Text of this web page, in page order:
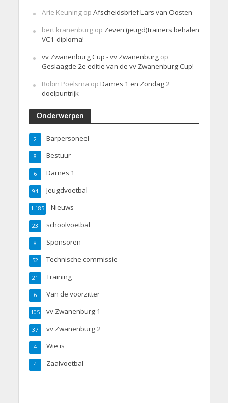
Arie Keuningop Afscheidsbrief Lars van Oosten
bert kranenburgop Zeven (jeugd)trainers behalen
VC1-diploma!
vv Zwanenburg Cup - vv Zwanenburgop
Geslaagde 2e editie van de vv Zwanenburg Cup!
Robin Poelsma op Dames 1 en Zondag 2
doelpuntrijk
Onderwerpen
Barpersoneel
2
Bestuur
8
Dames 1
6
Jeugdvoetbal
94
Nieuws
1.185
schoolvoetbal
23
Sponsoren
8
Technische commissie
52
Training
21
Van de voorzitter
6
vv Zwanenburg 1
105
vv Zwanenburg 2
37
Wie is
4
Zaalvoetbal
4